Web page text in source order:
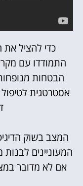
כדי להציל את
התמודדו עם
הבטחות
אסטרטגית
המצב בשוק
המעוניינים לבנות
אם לא מדובר